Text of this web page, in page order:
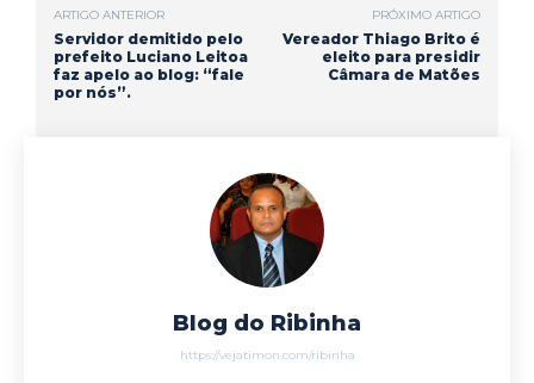
ARTIGO ANTERIOR
Servidor demitido pelo
prefeito Luciano Leitoa
faz apelo ao blog: “fale
por nós”.
PRÓXIMO ARTIGO
Vereador Thiago Brito é
eleito para presidir
Câmara de Matões
Blog do Ribinha
https://vejatimon.com/ribinha